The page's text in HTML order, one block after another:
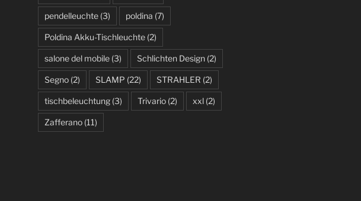
pendelleuchte(3) poldina (7)
Poldina Akku-Tischleuchte(2)
salone del mobile(3) Schlichten Design(2)
Segno(2) SLAMP (22) STRAHLER (2)
tischbeleuchtung(3) Trivario(2) xxl(2)
Zafferano(11)